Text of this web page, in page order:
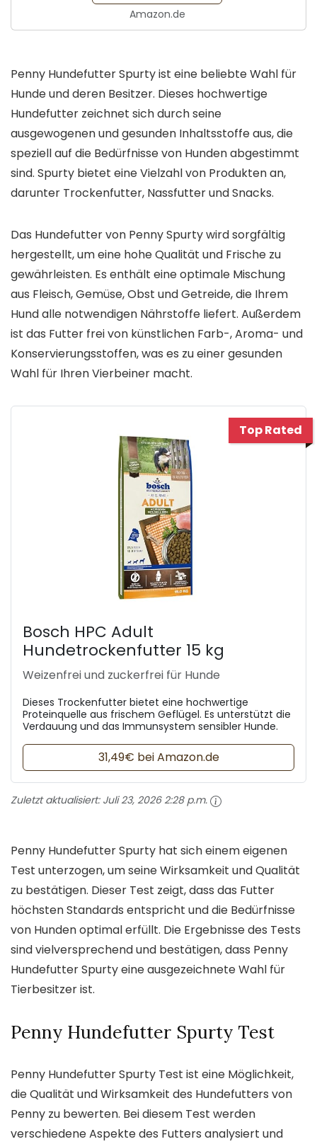
Amazon.de
Penny Hundefutter Spurty ist eine beliebte Wahl für
Hunde und deren Besitzer. Dieses hochwertige
Hundefutter zeichnet sich durch seine
ausgewogenen und gesunden Inhaltsstoffe aus, die
speziell auf die Bedürfnisse von Hunden abgestimmt
sind. Spurty bietet eine Vielzahl von Produkten an,
darunter Trockenfutter, Nassfutter und Snacks.
Das Hundefutter von Penny Spurty wird sorgfältig
hergestellt, um eine hohe Qualität und Frische zu
gewährleisten. Es enthält eine optimale Mischung
aus Fleisch, Gemüse, Obst und Getreide, die Ihrem
Hund alle notwendigen Nährstoffe liefert. Außerdem
ist das Futter frei von künstlichen Farb-, Aroma- und
Konservierungsstoffen, was es zu einer gesunden
Wahl für Ihren Vierbeiner macht.
Top Rated
Bosch HPC Adult
Hundetrockenfutter 15 kg
Weizenfrei und zuckerfrei für Hunde
Dieses Trockenfutter bietet eine hochwertige
Proteinquelle aus frischem Geflügel. Es unterstützt die
Verdauung und das Immunsystem sensibler Hunde.
31,49€ bei Amazon.de
Zuletzt aktualisiert: Juli 23, 2026 2:28 p.m.
Penny Hundefutter Spurty hat sich einem eigenen
Test unterzogen, um seine Wirksamkeit und Qualität
zu bestätigen. Dieser Test zeigt, dass das Futter
höchsten Standards entspricht und die Bedürfnisse
von Hunden optimal erfüllt. Die Ergebnisse des Tests
sind vielversprechend und bestätigen, dass Penny
Hundefutter Spurty eine ausgezeichnete Wahl für
Tierbesitzer ist.
Penny Hundefutter Spurty Test
Penny Hundefutter Spurty Test ist eine Möglichkeit,
die Qualität und Wirksamkeit des Hundefutters von
Penny zu bewerten. Bei diesem Test werden
verschiedene Aspekte des Futters analysiert und